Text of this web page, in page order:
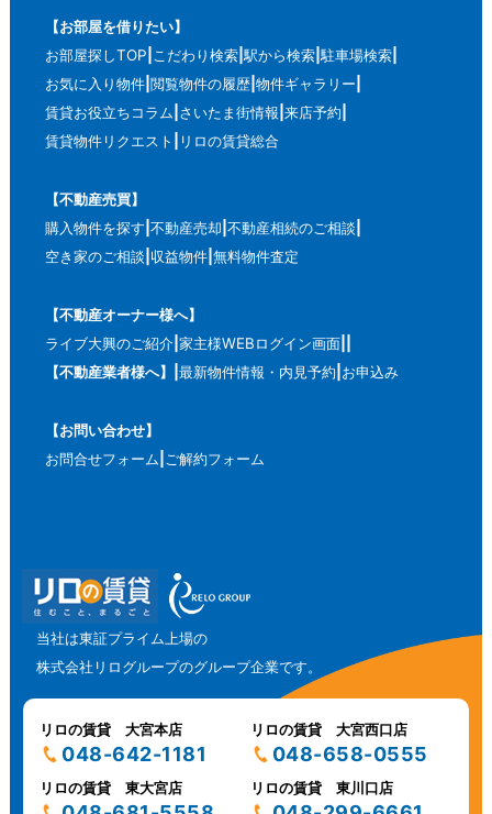
【お部屋を借りたい】
お部屋探しTOP こだわり検索 駅から検索 駐車場検索
お気に入り物件 閲覧物件の履歴 物件ギャラリー
賃貸お役立ちコラム さいたま街情報 来店予約
賃貸物件リクエスト
リロの賃貸総合
【不動産売買】
購入物件を探す 不動産売却 不動産相続のご相談
空き家のご相談 収益物件 無料物件査定
【不動産オーナー様へ】
ライブ大興のご紹介 家主様WEBログイン画面
【不動産業者様へ】
最新物件情報・内見予約 お申込み
【お問い合わせ】
お問合せフォーム ご解約フォーム
当社は東証プライム上場の
株式会社リログループのグループ企業です。
リロの賃貸 大宮本店
048-642-1181
リロの賃貸 大宮西口店
048-658-0555
リロの賃貸 東大宮店 リロの賃貸 東川口店